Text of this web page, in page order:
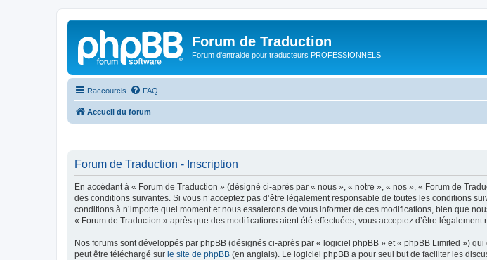
Forum de Traduction
Forum d'entraide pour traducteurs PROFESSIONNELS
Raccourcis FAQ
Accueil du forum
Forum de Traduction - Inscription
En accédant à « Forum de Traduction » (désigné ci-après par « nous », « notre », « nos », « Forum de
des conditions suivantes. Si vous n’acceptez pas d’être légalement responsable de toutes les conditions
conditions à n’importe quel moment et nous essaierons de vous informer de ces modifications, bien que
« Forum de Traduction » après que des modifications aient été effectuées, vous acceptez d’être
Nos forums sont développés par phpBB (désignés ci-après par « logiciel phpBB » et « phpBB Limited »)
peut être téléchargé sur le site de phpBB (en anglais). Le logiciel phpBB a pour seul but de faciliter les